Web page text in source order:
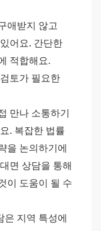
애받지 않고
어요. 간단한
적합해요.
토가 필요한
만나 소통하기
. 복잡한 법률
을 논의하기에
면 상담을 통해
이 도움이 될 수
은 지역 특성에